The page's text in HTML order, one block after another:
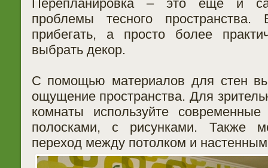
Перепланировка – это еще и
проблемы тесного
прибегать, а просто более
выбрать декор.
С помощью материалов для стен
ощущение пространства. Для
комнаты используйте
полосками, с рисунками. Также
переход между потолком и